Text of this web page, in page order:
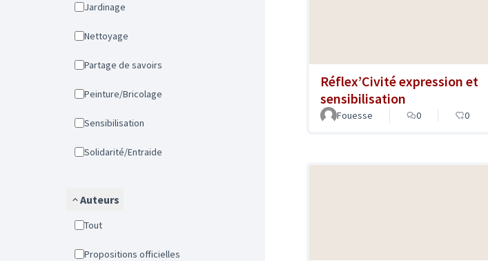
Jardinage
Nettoyage
Partage de savoirs
Peinture/Bricolage
Sensibilisation
Solidarité/Entraide
Auteurs
Tout
Propositions officielles
Réflex’Civité expression et
sensibilisation
Fouesse 0 0